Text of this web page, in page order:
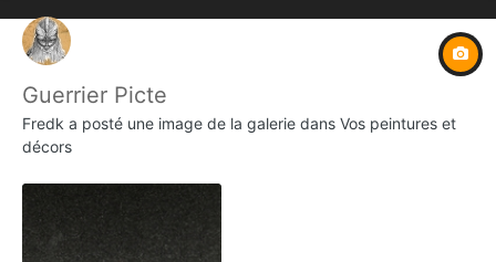
Guerrier Picte
Fredk a posté une image de la galerie dans Vos peintures et
décors